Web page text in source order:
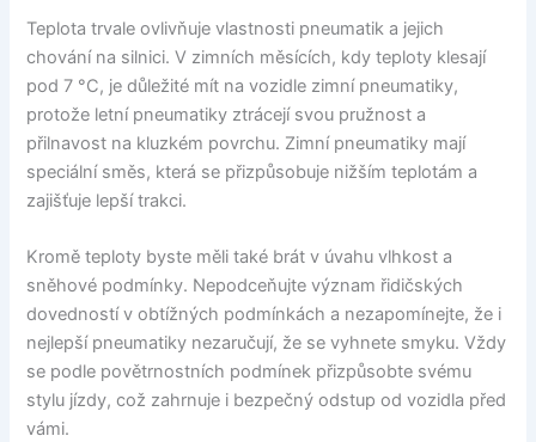
Teplota trvale ovlivňuje vlastnosti pneumatik a jejich
chování na silnici. V zimních měsících, kdy teploty klesají
pod 7 °C, je důležité mít na vozidle zimní pneumatiky,
protože letní pneumatiky ztrácejí svou pružnost a
přilnavost na kluzkém povrchu. Zimní pneumatiky mají
speciální směs, která se přizpůsobuje nižším teplotám a
zajišťuje lepší trakci.
Kromě teploty byste měli také brát v úvahu vlhkost a
sněhové podmínky. Nepodceňujte význam řidičských
dovedností v obtížných podmínkách a nezapomínejte, že i
nejlepší pneumatiky nezaručují, že se vyhnete smyku. Vždy
se podle povětrnostních podmínek přizpůsobte svému
stylu jízdy, což zahrnuje i bezpečný odstup od vozidla před
vámi.